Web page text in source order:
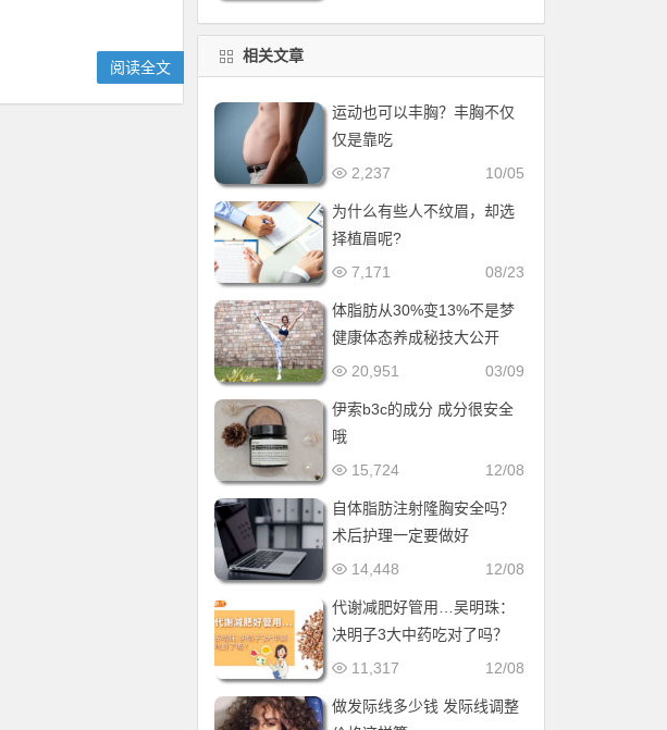
阅读全文
相关文章
运动也可以丰胸？丰胸不仅
仅是靠吃
10/05
2,237
为什么有些人不纹眉，却选
择植眉呢?
08/23
7,171
体脂肪从30%变13%不是梦
健康体态养成秘技大公开
03/09
20,951
伊索b3c的成分 成分很安全
哦
12/08
15,724
自体脂肪注射隆胸安全吗？
术后护理一定要做好
12/08
14,448
代谢减肥好管用…吴明珠：
决明子3大中药吃对了吗？
12/08
11,317
做发际线多少钱 发际线调整